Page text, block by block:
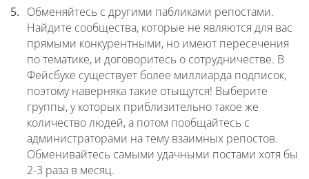
Обменяйтесь с другими пабликами репостами.
Найдите сообщества, которые не являются для вас
прямыми конкурентными, но имеют пересечения
по тематике, и договоритесь о сотрудничестве. В
Фейсбуке существует более миллиарда подписок,
поэтому наверняка такие отыщутся! Выберите
группы, у которых приблизительно такое же
количество людей, а потом пообщайтесь с
администраторами на тему взаимных репостов.
Обменивайтесь самыми удачными постами хотя бы
2-3 раза в месяц.